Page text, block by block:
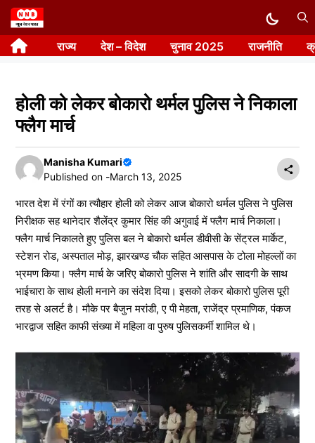
Skip
to
content राज्य देश – विदेश चुनाव 2025 राजनीति
होली को लेकर बोकारो थर्मल पुलिस ने निकाला
फ्लैग मार्च
Manisha Kumari
Published on -March 13, 2025
भारत देश में रंगों का त्यौहार होली को लेकर आज बोकारो थर्मल पुलिस ने पुलिस
निरीक्षक सह थानेदार शैलेंद्र कुमार सिंह की अगुवाई में फ्लैग मार्च निकाला।
फ्लैग मार्च निकालते हुए पुलिस बल ने बोकारो थर्मल डीवीसी के सेंट्रल मार्केट,
स्टेशन रोड, अस्पताल मोड़, झारखण्ड चौक सहित आसपास के टोला मोहल्लों का
भ्रमण किया। फ्लैग मार्च के जरिए बोकारो पुलिस ने शांति और सादगी के साथ
भाईचारा के साथ होली मनाने का संदेश दिया। इसको लेकर बोकारो पुलिस पूरी
तरह से अलर्ट है। मौके पर बैजुन मरांडी, ए पी मेहता, राजेंद्र प्रमाणिक, पंकज
भारद्वाज सहित काफी संख्या में महिला वा पुरुष पुलिसकर्मी शामिल थे।